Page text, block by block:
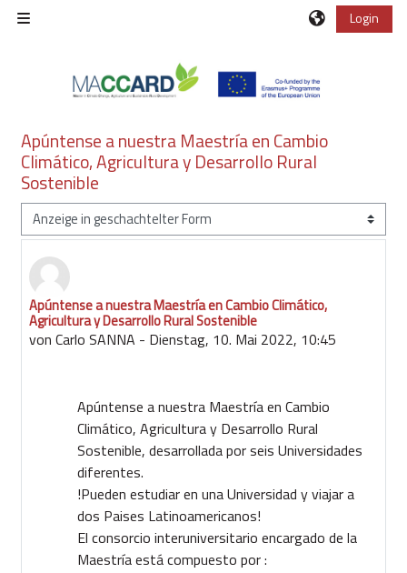
Zum Hauptinhalt
Login
Apúntense a nuestra Maestría en Cambio
Climático, Agricultura y Desarrollo Rural
Sostenible
Anzeigemodus
Apúntense a nuestra Maestría en Cambio Climático,
Agricultura y Desarrollo Rural Sostenible
von Carlo SANNA - Dienstag, 10. Mai 2022, 10:45
Anzahl Antworten: 0
Apúntense a nuestra Maestría en Cambio
Climático, Agricultura y Desarrollo Rural
Sostenible, desarrollada por seis Universidades
diferentes.
!Pueden estudiar en una Universidad y viajar a
dos Paises Latinoamericanos!
El consorcio interuniversitario encargado de la
Maestría está compuesto por :